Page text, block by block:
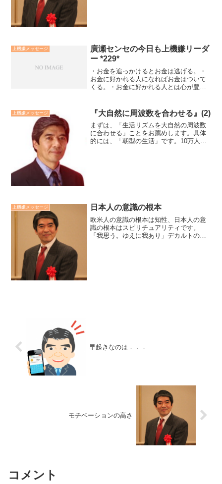
上機嫌メッセージ
廣瀬センセの今日も上機嫌リーダ
ー *229*
・お金を追っかけるとお金は逃げる。・
お金に好かれる人になればお金はついて
くる。・お金に好かれる人とは心が豊か
いくんだ。この言葉は、あるお金持ちの
経営者の方から教えて頂い...
上機嫌メッセージ 『大自然に周波数を合わせる』(2)
まずは、「生活リズムを大自然の周波数
に合わせる」ことをお薦めします。具体
的には、「朝型の生活」です。10万人の
上機嫌メッセージ 日本人の意識の根本
欧米人の意識の根本は知性、日本人の意
識の根本はスピリチュアリティです。
「我思う。ゆえに我あり」デカルトの有
早起きなのは．．．
モチベーションの高さ
コメント